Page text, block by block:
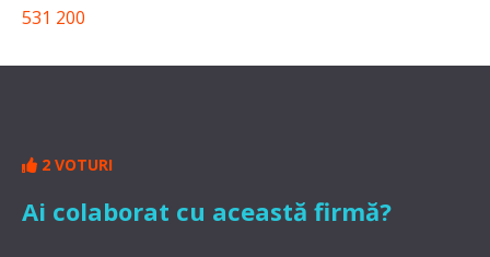
531 200
2 VOTURI
Ai colaborat cu această firmă?